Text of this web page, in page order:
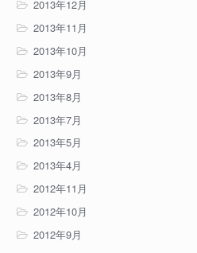
2013年12月
2013年11月
2013年10月
2013年9月
2013年8月
2013年7月
2013年5月
2013年4月
2012年11月
2012年10月
2012年9月